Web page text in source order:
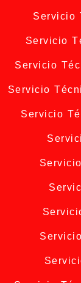
Servicio
Servicio
Servicio
Servicio
Servicio